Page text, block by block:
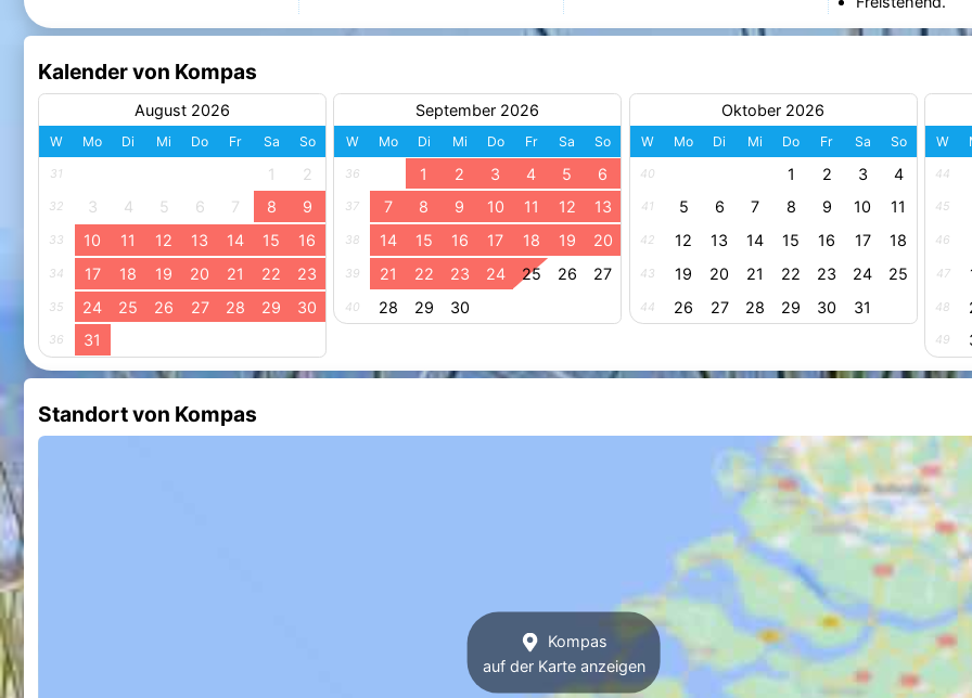
Kalender von Kompas
August 2026
W Mo Di Mi Do Fr Sa So
31 1 2
32 3 4 5 6 7 8 9
33 10 11 12 13 14 15 16
34 17 18 19 20 21 22 23
35 24 25 26 27 28 29 30
36 31
September 2026
W Mo Di Mi Do Fr Sa So
36 1 2 3 4 5 6
37 7 8 9 10 11 12 13
38 14 15 16 17 18 19 20
39 21 22 23 24 25 26 27
40 28 29 30
Oktober 2026
W Mo Di Mi Do Fr Sa So
40 1 2 3 4
41 5 6 7 8 9 10 11
42 12 13 14 15 16 17 18
43 19 20 21 22 23 24 25
44 26 27 28 29 30 31
W
44
45
46
47
48
49
Standort von Kompas
Kompas
auf der Karte anzeigen